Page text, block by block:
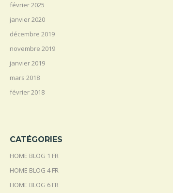
février 2025
janvier 2020
décembre 2019
novembre 2019
janvier 2019
mars 2018
février 2018
CATÉGORIES
HOME BLOG 1 FR
HOME BLOG 4 FR
HOME BLOG 6 FR